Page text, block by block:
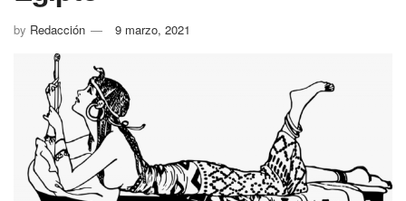
by Redacción 9 marzo, 2021